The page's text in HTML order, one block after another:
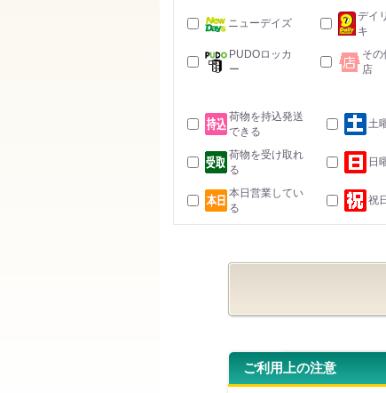
ニューデイズ
デイ
キ
PUDOロッカ
ー
その
店
荷物を持込発送
できる
土
荷物を受け取れ
る
日
本日営業してい
る
祝
ご利用上の注意